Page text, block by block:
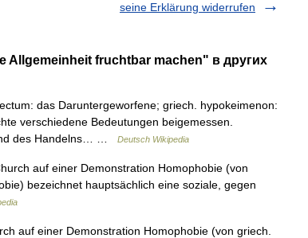
seine Erklärung widerrufen
Allgemeinheit fruchtbar machen" в других
das Daruntergeworfene; griech. hypokeimenon:
verschiedene Bedeutungen beigemessen.
des Handelns… …
Deutsch Wikipedia
auf einer Demonstration Homophobie (von
bezeichnet hauptsächlich eine soziale, gegen
auf einer Demonstration Homophobie (von griech.